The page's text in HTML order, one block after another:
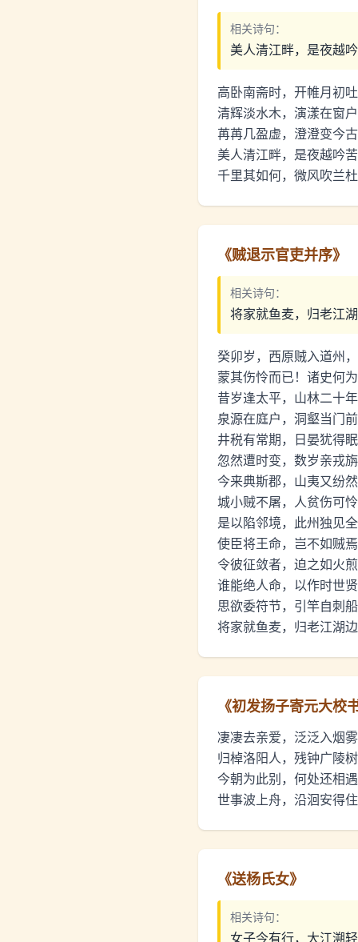
相关诗句：
美人清江畔，是夜越吟
高卧南斋时，开帷月初吐
清辉淡水木，演漾在窗户
苒苒几盈虚，澄澄变今古
美人清江畔，是夜越吟苦
千里其如何，微风吹兰杜
《贼退示官吏并序》
相关诗句：
将家就鱼麦，归老江湖
癸卯岁，西原贼入道州
蒙其伤怜而已！诸史何
昔岁逢太平，山林二十年
泉源在庭户，洞壑当门前
井税有常期，日晏犹得眠
忽然遭时变，数岁亲戎旃
今来典斯郡，山夷又纷然
城小贼不屠，人贫伤可怜
是以陷邻境，此州独见全
使臣将王命，岂不如贼焉
令彼征敛者，迫之如火煎
谁能绝人命，以作时世贤
思欲委符节，引竿自刺船
将家就鱼麦，归老江湖边
《初发扬子寄元大校
凄凄去亲爱，泛泛入烟雾
归棹洛阳人，残钟广陵树
今朝为此别，何处还相遇
世事波上舟，沿洄安得住
《送杨氏女》
相关诗句：
女子今有行，大江溯轻